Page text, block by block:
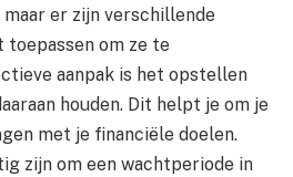
er zijn verschillende
om ze te
aanpak is het opstellen
houden. Dit helpt je om je
met je financiële doelen.
zijn om een wachtperiode in